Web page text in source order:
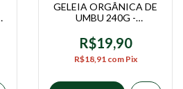
GELEIA ORGÂNICA DE
UMBU 240G -
R$19,90
R$18,91 com Pix